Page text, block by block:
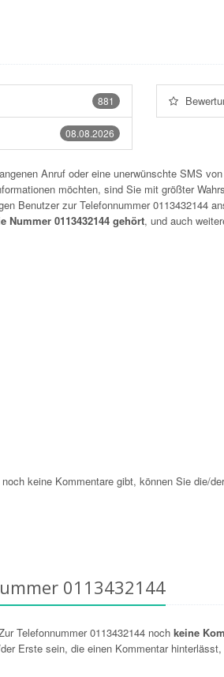
881
08.08.2026
Anruf oder eine unerwünschte SMS von
möchten, sind Sie mit größter
Benutzer zur Telefonnummer0113432144
Nummer 0113432144 gehört, und auch
keine Kommentare gibt, können Sie die/
0113432144
Telefonnummer 0113432144 noch keine
Erste sein, die einen Kommentar